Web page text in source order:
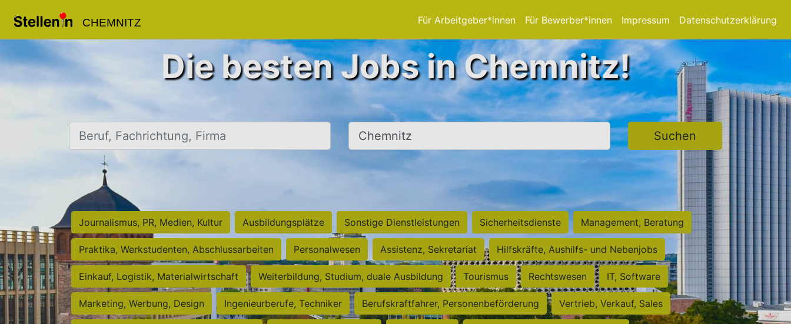
CHEMNITZ Für Arbeitgeber*innen Für Bewerber*innen Impressum Datenschutzerklärung
Die besten Jobs in Chemnitz!
Beruf, Fachrichtung, Firma Ort, Stadt Suchen
Journalismus, PR, Medien, Kultur Ausbildungsplätze Sonstige Dienstleistungen Sicherheitsdienste Management, Beratung
Praktika, Werkstudenten, Abschlussarbeiten Personalwesen Assistenz, Sekretariat Hilfskräfte, Aushilfs- und Nebenjobs
Einkauf, Logistik, Materialwirtschaft Weiterbildung, Studium, duale Ausbildung Tourismus Rechtswesen IT, Software
Marketing, Werbung, Design Ingenieurberufe, Techniker Berufskraftfahrer, Personenbeförderung Vertrieb, Verkauf, Sales